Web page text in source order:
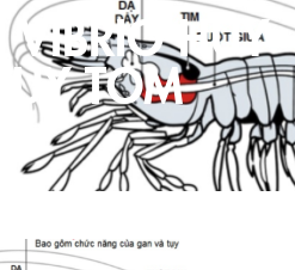
HUY
TOM